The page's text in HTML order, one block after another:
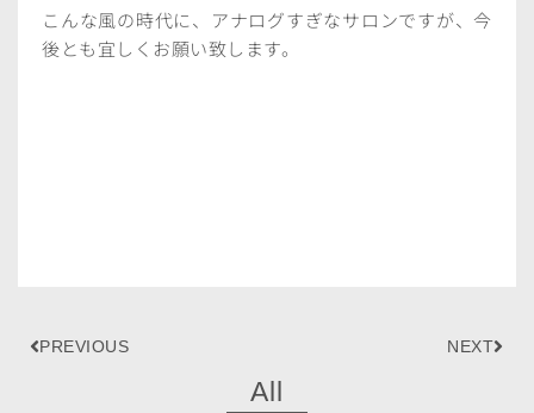
こんな風の時代に、アナログすぎなサロンですが、今
後とも宜しくお願い致します。
PREVIOUS NEXT
All